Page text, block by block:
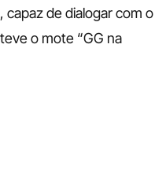
de dialogar com o
o mote “GG na